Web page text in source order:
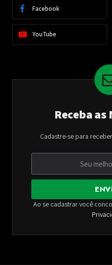
Facebook
YouTube
Receba
Cadastre-se para
Ao se cadastrar você